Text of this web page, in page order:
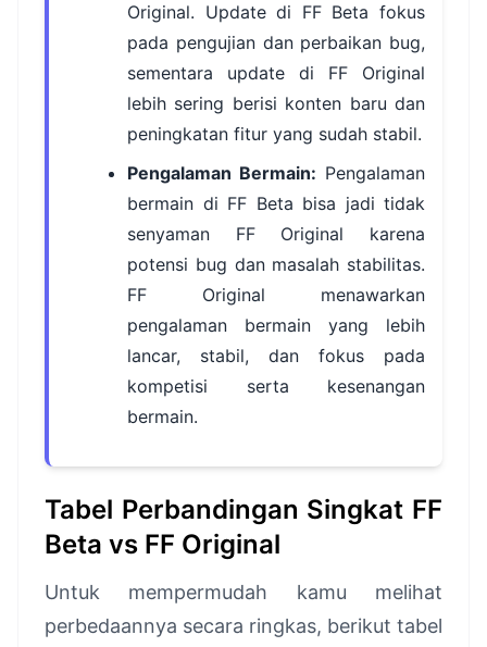
Original. Update di FF Beta fokus
pada pengujian dan perbaikan bug,
sementara update di FF Original
lebih sering berisi konten baru dan
peningkatan fitur yang sudah stabil.
Pengalaman Bermain: Pengalaman
bermain di FF Beta bisa jadi tidak
senyaman FF Original karena
potensi bug dan masalah stabilitas.
FF Original menawarkan
pengalaman bermain yang lebih
lancar, stabil, dan fokus pada
kompetisi serta kesenangan
bermain.
Tabel Perbandingan Singkat FF
Beta vs FF Original
Untuk mempermudah kamu melihat
perbedaannya secara ringkas, berikut tabel